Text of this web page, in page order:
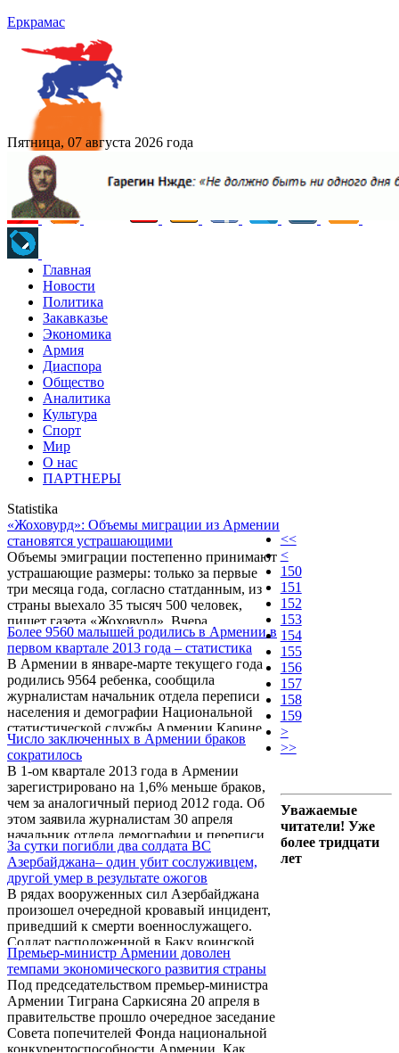
Еркрамас
Пятница, 07 августа 2026 года
Главная
Новости
Политика
Закавказье
Экономика
Армия
Диаспора
Общество
Аналитика
Культура
Спорт
Мир
О нас
ПАРТНЕРЫ
Statistika
«Жоховурд»: Объемы миграции из Армении
становятся устрашающими
Объемы эмиграции постепенно принимают
устрашающие размеры: только за первые
три месяца года, согласно статданным, из
страны выехало 35 тысяч 500 человек,
пишет газета «Жоховурд». Вчера
Нацстатслужбы опубликовала доклад
«Социально-экономическое положение
Армении в январе-марте 2013 г», согласно
которому из Армении выехало 259 тысяч
210 человек, вернулось - 223 тысячи 710.
Более 9560 малышей родились в Армении в
первом квартале 2013 года – статистика
В Армении в январе-марте текущего года
родились 9564 ребенка, сообщила
журналистам начальник отдела переписи
населения и демографии Национальной
статистической службы Армении Карине
Куюмджян.
Число заключенных в Армении браков
сократилось
В 1-ом квартале 2013 года в Армении
зарегистрировано на 1,6% меньше браков,
чем за аналогичный период 2012 года. Об
этом заявила журналистам 30 апреля
начальник отдела демографии и переписи
Национальной статслужбы Армении
Карине Куюмджян. По ее словам, в первом
квартале 2013 года число браков составило
4591. Число браков на 1000 человек
(промилле) составило 6,1. В частности,
снизилось число браков в Ереване, а также
в Араратской области. В Армавирской,
Гегаркуникской, Тавушской областях число
браков ...
За сутки погибли два солдата ВС
Азербайджана– один убит сослуживцем,
другой умер в результате ожогов
В рядах вооруженных сил Азербайджана
произошел очередной кровавый инцидент,
приведший к смерти военнослужащего.
Солдат расположенной в Баку воинской
части Минобороны Азербайджана, 18-
летний Хаям Асиф оглу Байрамов, убил
ножом своего сослуживца, 19-летнего
Кямрана Фирдовси оглу Мамедова.
К.Мамедов сразу же скончался. Об этом
сообщает азербайджанское
Премьер-министр Армении доволен
темпами экономического развития страны
Под председательством премьер-министра
Армении Тиграна Саркисяна 20 апреля в
правительстве прошло очередное заседание
Совета попечителей Фонда национальной
конкурентоспособности Армении. Как
<<
<
150
151
152
153
154
155
156
157
158
159
>
>>
Уважаемые
читатели! Уже
более тридцати
лет